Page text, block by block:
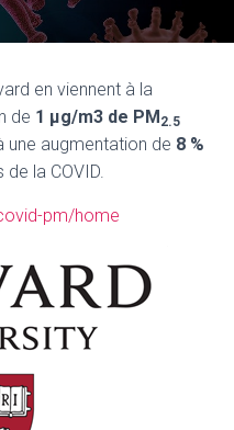
en viennent à la
de 1 μg/m3 de PM2.5
une augmentation de 8 %
la COVID.
pm/home